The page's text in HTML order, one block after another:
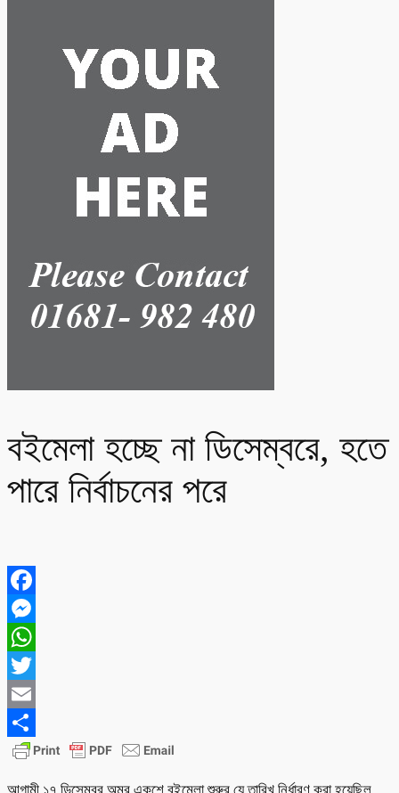
বইমেলা হচ্ছে না ডিসেম্বরে, হতে
পারে নির্বাচনের পরে
Facebook
Messenger
WhatsApp
Twitter
Email
Share
আগামী ১৭ ডিসেম্বর অমর একুশে বইমেলা শুরুর যে তারিখ নির্ধারণ করা হয়েছিল